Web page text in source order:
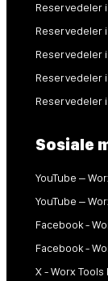
Reservedeler i
Reservedeler
Reservedeler
Reservedeler
Reservedeler
Sosiale
YouTube –
YouTube –
Facebook -
Facebook -
X - Worx